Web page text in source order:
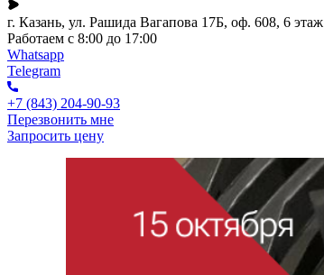
г. Казань, ул. Рашида Вагапова 17Б, оф. 608, 6 этаж
Работаем с 8:00 до 17:00
Whatsapp
Telegram
+7 (843) 204-90-93
Перезвонить мне
Запросить цену